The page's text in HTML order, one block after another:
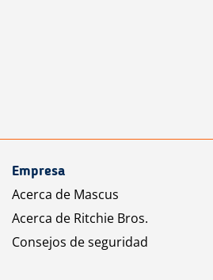
Empresa
Acerca de Mascus
Acerca de Ritchie Bros.
Consejos de seguridad